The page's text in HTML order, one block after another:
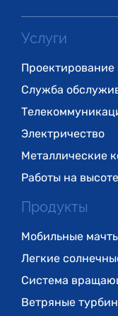
Услуги
Служба
Электричество
Металлические
Работы на высоте
Продукты
Мобильные
Легкие
Система
Ветряные